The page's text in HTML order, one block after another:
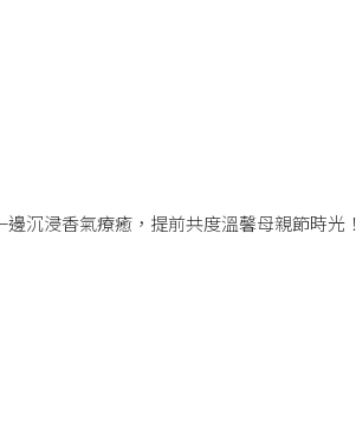
沉浸香氣療癒，提前共度溫馨母親節時光！